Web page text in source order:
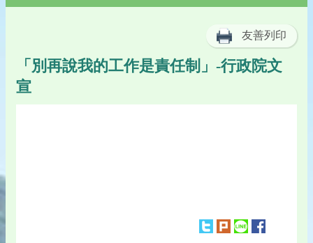
友善列印
「別再說我的工作是責任制」-行政院文
宣